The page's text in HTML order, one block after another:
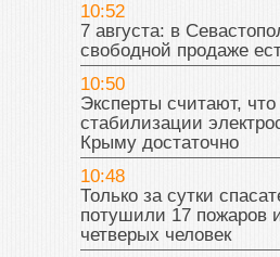
10:52
7 августа: в
свободной продаже
10:50
Эксперты считают,
стабилизации
Крыму достаточно
10:48
Только за сутки
потушили 17 пожаров
четверых человек